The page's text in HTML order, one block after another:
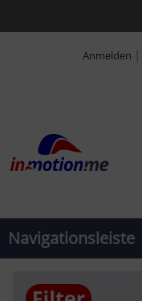
Anmelden |
Navigationsleiste